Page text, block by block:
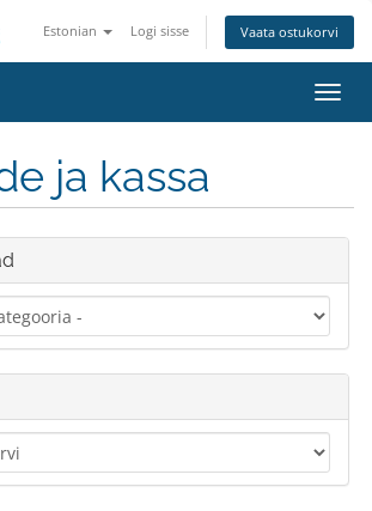
Estonian Logi sisse Vaata ostukorvi
ja kassa